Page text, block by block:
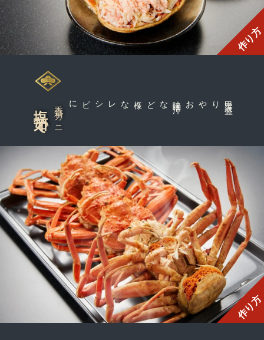
作り方
作り方
塩茹で香箱ガニ など
なレシピに